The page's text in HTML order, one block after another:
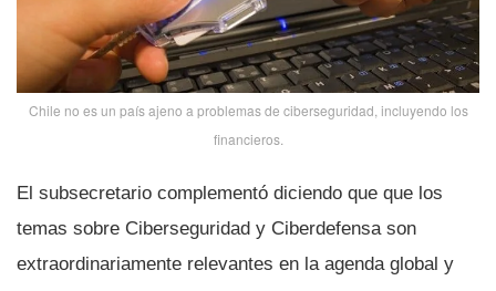
Chile no es un paí­s ajeno a problemas de ciberseguridad, incluyendo los
financieros.
El subsecretario complementó diciendo que que los
temas sobre Ciberseguridad y Ciberdefensa son
extraordinariamente relevantes en la agenda global y